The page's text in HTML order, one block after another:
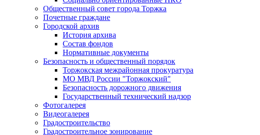
Общественный совет города Торжка
Почетные граждане
Городской архив
История архива
Состав фондов
Нормативные документы
Безопасность и общественный порядок
Торжокская межрайонная прокуратура
МО МВД России "Торжокский"
Безопасность дорожного движения
Государственный технический надзор
Фотогалерея
Видеогалерея
Градостроительство
Градостроительное зонирование